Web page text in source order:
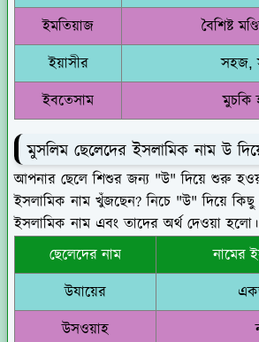
ইমতিয়াজ বৈশিষ্ট
ইয়াসীর সহজ,
ইবতেসাম মুচকি
মুসলিম ছেলেদের ইসলামিক নাম উ
আপনার ছেলে শিশুর জন্য "উ" দিয়ে শুরু
ইসলামিক নাম খুঁজছেন? নিচে "উ" দিয়ে
ইসলামিক নাম এবং তাদের অর্থ দেওয়া হলো।
ছেলেদের নাম নামের
উযায়ের
উসওয়াহ